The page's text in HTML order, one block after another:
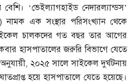
‘ভেইল্যাগহাইড নেদারল্যান্ডস’
)নামক এক সংস্থার পরিসংখ্যান থেকে
চালকদের গত বছর তার আগের
হাসপাতালের জরুরি বিভাগে যেতে
অনুযায়ী, ২০২৫ সালে সাইকেল দুর্ঘটনায়
হয়ে হাসপাতালে যেতে হয়েছে।